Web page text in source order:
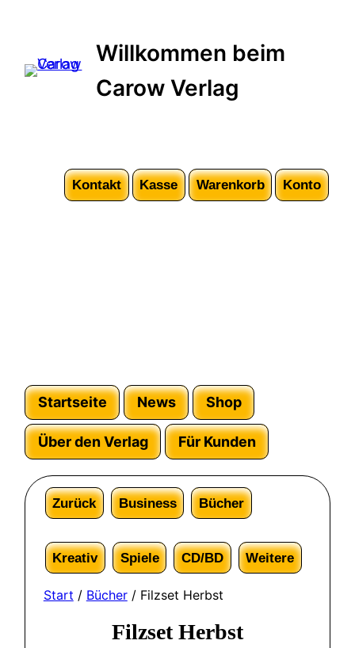
Willkommen beim
Carow Verlag
Kontakt Kasse Warenkorb Konto
Startseite News Shop
Über den Verlag Für Kunden
Zurück Business Bücher
Kreativ Spiele CD/BD Weitere
Start / Bücher/ Filzset Herbst
Filzset Herbst